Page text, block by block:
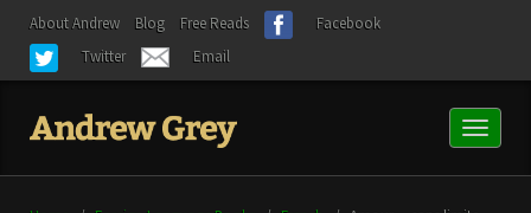
About Andrew Blog Free Reads
Facebook
Twitter
Email
Toggle